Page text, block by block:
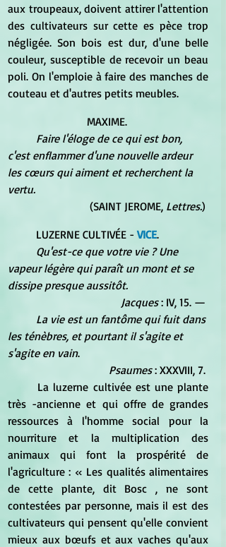
aux troupeaux, doivent attirer l'attention
des cultivateurs sur cette es pèce trop
négligée. Son bois est dur, d'une belle
couleur, susceptible de recevoir un beau
poli. On l'emploie à faire des manches de
couteau et d'autres petits meubles.
MAXIME.
Faire l'éloge de ce qui est bon,
c'est enflammer d'une nouvelle ardeur
les cœurs qui aiment et recherchent la
vertu.
(SAINT JEROME, Lettres.)
	LUZERNE CULTIVÉE -
VICE.
Qu'est-ce que votre vie ? Une
vapeur légère qui paraît un mont et se
dissipe presque aussitôt.
Jacques : IV, 15. —
La vie est un fantôme qui fuit dans
les ténèbres, et pourtant il s'agite et
s'agite en vain.
Psaumes : XXXVIII, 7.
très -ancienne et qui offre de grandes
ressources à l'homme social pour la
nourriture et la multiplication des
animaux qui font la prospérité de
l'agriculture : « Les qualités alimentaires
de cette plante, dit Bosc , ne sont
contestées par personne, mais il est des
cultivateurs qui pensent qu'elle convient
mieux aux bœufs et aux vaches qu'aux